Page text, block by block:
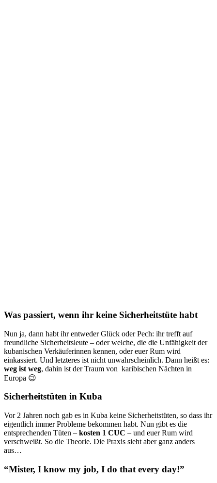
Was passiert, wenn ihr keine Sicherheitstüte habt
Nun ja, dann habt ihr entweder Glück oder Pech: ihr trefft auf
freundliche Sicherheitsleute – oder welche, die die Unfähigkeit der
kubanischen Verkäuferinnen kennen, oder euer Rum wird
einkassiert. Und letzteres ist nicht unwahrscheinlich. Dann heißt es:
weg ist weg, dahin ist der Traum von karibischen Nächten in
Europa 😉
Sicherheitstüten in Kuba
Vor 2 Jahren noch gab es in Kuba keine Sicherheitstüten, so dass ihr
eigentlich immer Probleme bekommen habt. Nun gibt es die
entsprechenden Tüten – kosten 1 CUC – und euer Rum wird
verschweißt. So die Theorie. Die Praxis sieht aber ganz anders
aus…
“Mister, I know my job, I do that every day!”